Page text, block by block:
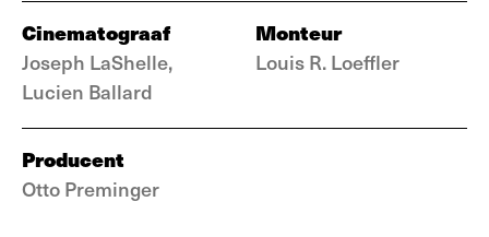
Cinematograaf
Joseph LaShelle,
Lucien Ballard
Monteur
Louis R. Loeffler
Producent
Otto Preminger